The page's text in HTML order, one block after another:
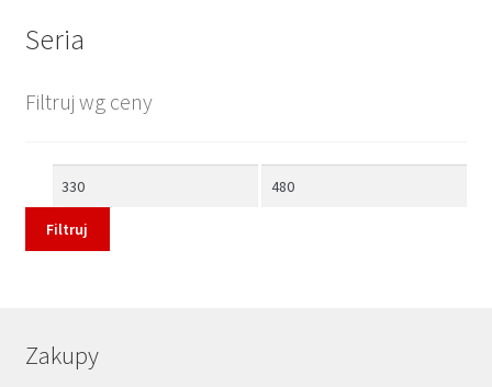
Seria
Filtruj wg ceny
Cena
Cena
Filtruj
Zakupy